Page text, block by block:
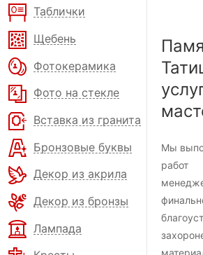
Таблички
Щебень
Фотокерамика
Фото на стекле
Вставка из гранита
Бронзовые буквы
Декор из акрила
Декор из бронзы
Лампада
Мы